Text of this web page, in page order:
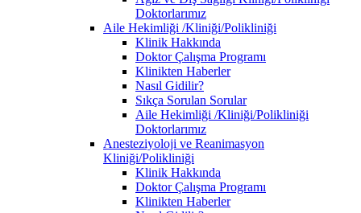
Doktorlarımız
Aile Hekimliği /Kliniği/Polikliniği
Klinik Hakkında
Doktor Çalışma Programı
Klinikten Haberler
Nasıl Gidilir?
Sıkça Sorulan Sorular
Aile Hekimliği /Kliniği/Polikliniği
Doktorlarımız
Anesteziyoloji ve Reanimasyon
Kliniği/Polikliniği
Klinik Hakkında
Doktor Çalışma Programı
Klinikten Haberler